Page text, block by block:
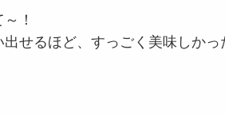
！
せるほど、すっごく美味しかっ